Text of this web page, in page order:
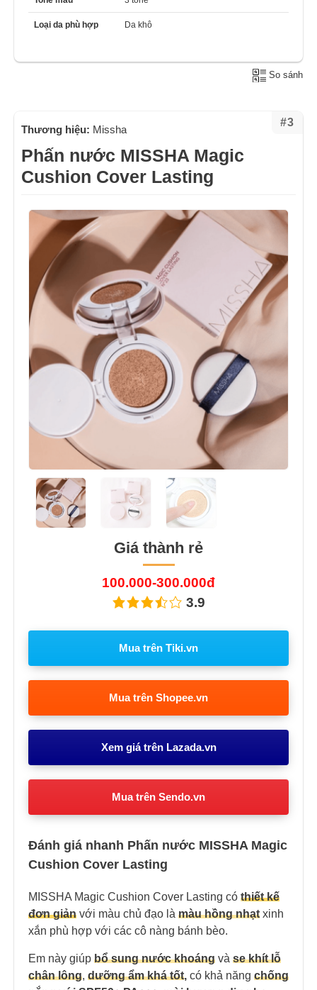
Loại da phù hợp Da khô
So sánh
#3
Thương hiệu: Missha
Phấn nước MISSHA Magic
Cushion Cover Lasting
Giá thành rẻ
100.000-300.000đ
3.9
Mua trên Tiki.vn
Mua trên Shopee.vn
Xem giá trên Lazada.vn
Mua trên Sendo.vn
Đánh giá nhanh Phấn nước MISSHA Magic
Cushion Cover Lasting
MISSHA Magic Cushion Cover Lasting có thiết kế
đơn giản với màu chủ đạo là màu hồng nhạt xinh
xắn phù hợp với các cô nàng bánh bèo.
Em này giúp bổ sung nước khoáng và se khít lỗ
chân lông, dưỡng ẩm khá tốt, có khả năng chống